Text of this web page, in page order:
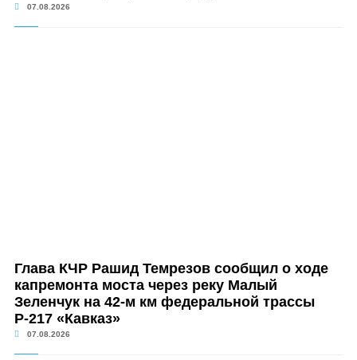
07.08.2026
Глава КЧР Рашид Темрезов сообщил о ходе
капремонта моста через реку Малый
Зеленчук на 42-м км федеральной трассы
Р-217 «Кавказ»
07.08.2026